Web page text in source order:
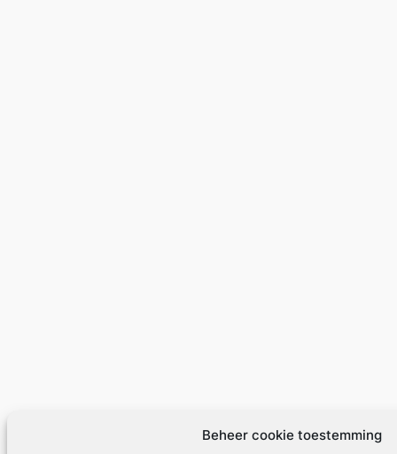
Beheer cookie toestemming